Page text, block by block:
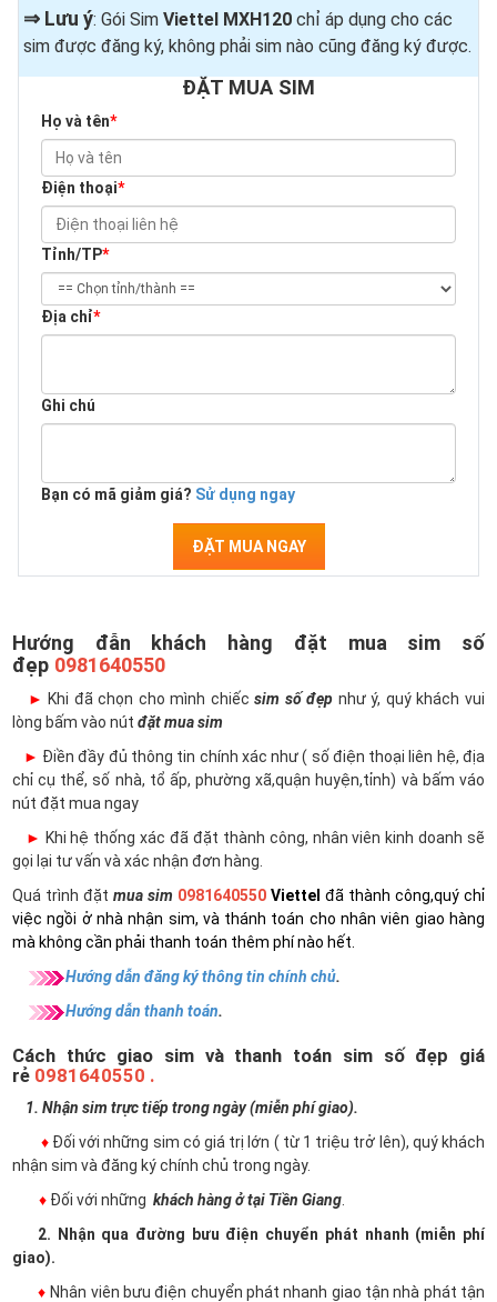
⇒ Lưu ý: Gói Sim Viettel MXH120 chỉ áp dụng cho các
sim được đăng ký, không phải sim nào cũng đăng ký được.
ĐẶT MUA SIM
Họ và tên*
Điện thoại*
Tỉnh/TP*
Địa chỉ*
Ghi chú
Bạn có mã giảm giá? Sử dụng ngay
ĐẶT MUA NGAY
Hướng đẫn khách hàng đặt mua sim số
đẹp 0981640550
► Khi đã chọn cho mình chiếcsim số đẹp như ý, quý khách vui
lòng bấm vào nút đặt mua sim
► Điền đầy đủ thông tin chính xác như ( số điện thoại liên hệ, địa
chỉ cụ thể, số nhà, tổ ấp, phường xã,quận huyện,tỉnh) và bấm váo
nút đặt mua ngay
► Khi hệ thống xác đã đặt thành công, nhân viên kinh doanh sẽ
gọi lại tư vấn và xác nhận đơn hàng.
Quá trình đặt mua sim 0981640550 Viettel đã thành công,quý chỉ
việc ngồi ở nhà nhận sim, và thánh toán cho nhân viên giao hàng
mà không cần phải thanh toán thêm phí nào hết.
Hướng dẫn đăng ký thông tin chính chủ.
Hướng dẫn thanh toán.
Cách thức giao sim và thanh toán sim số đẹp giá
rẻ 0981640550 .
1. Nhận sim trực tiếp trong ngày (miễn phí giao).
♦ Đối với những sim có giá trị lớn ( từ 1 triệu trở lên), quý khách
nhận sim và đăng ký chính chủ trong ngày.
♦ Đối với những khách hàng ở tại Tiền Giang
2. Nhận qua đường bưu điện chuyển phát nhanh (miễn phí
giao).
♦ Nhân viên bưu điện chuyển phát nhanh giao tận nhà phát tận